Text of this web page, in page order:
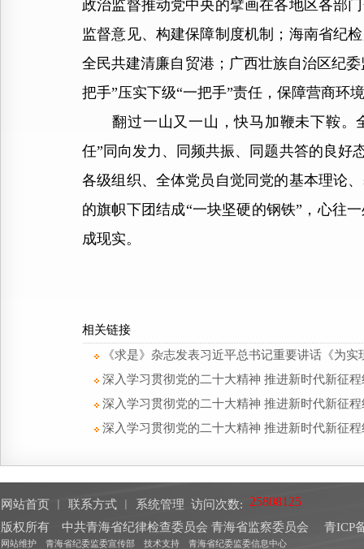
政治监督推动党中央的擘画在各地区各部
监督意见、构建保障制度机制；海南省纪
全民共建清廉自贸港；广西壮族自治区纪
把手”压实下级“一把手”责任，保障营商环
翻过一山又一山，快马加鞭未下鞍。全
任”同向发力、同频共振、同题共答的良好
各级组织、全体党员自觉同党的基本理论
的旗帜下团结成“一块坚硬的钢铁”，心往
成现实。
相关链接
《求是》杂志发表习近平总书记重要讲话《为
深入学习贯彻党的二十大精神 推进新时代新征
深入学习贯彻党的二十大精神 推进新时代新征
深入学习贯彻党的二十大精神 推进新时代新征
网站首页 联系方式 系统管理 访问次数:
版权所有 中共青海省纪律检查委员会 青海省监察委员会
青ICP
网站维护 青海省纪委监委宣传部 技术支持 青海省纪委监委信息中心